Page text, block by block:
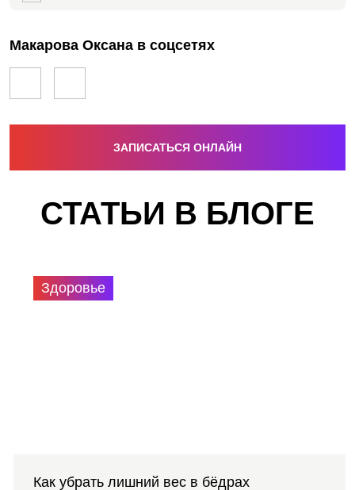
Макарова Оксана в соцсетях
ЗАПИСАТЬСЯ ОНЛАЙН
СТАТЬИ В БЛОГЕ
Здоровье
Как убрать лишний вес в бёдрах